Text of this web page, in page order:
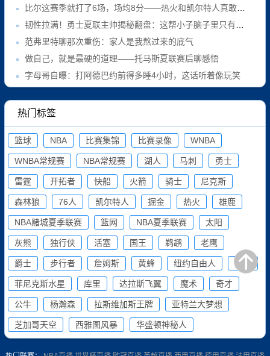
比尔这赛季就打了6场，场均8分——热火和凯尔特人真敢接盘？
韧性拉满！勇士夏联主帅揭秘翻盘：这帮小子脑子里只有战术
范弗里特聊那次重伤：家人是我熬过来的底气
做自己，就是最硬的道理——托马斯夏联赛后聊感悟
字母哥自曝：打阿德巴约前得多睡4小时，这话听着像玩笑
热门标签
篮球 NBA 比赛集锦 比赛录像 WNBA
WNBA常规赛 NBA常规赛 湖人 马刺 勇士
雷霆 开拓者 快船 火箭 骑士 尼克斯
森林狼 76人 凯尔特人 掘金 热火 雄鹿
NBA赌城夏季联赛 篮网 NBA夏季联赛 太阳
灰熊 独行侠 活塞 国王 鹈鹕 老鹰
爵士 步行者 詹姆斯 黄蜂 纽约自由人 猛龙
菲尼克斯水星 库里 达拉斯飞翼 魔术 奇才
公牛 杨瀚森 拉斯维加斯王牌 亚特兰大梦想
芝加哥天空 西雅图风暴 华盛顿神秘人